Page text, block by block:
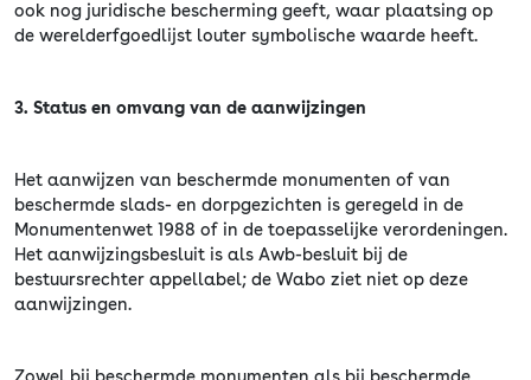
ook nog juridische bescherming geeft, waar plaatsing op
de werelderfgoedlijst louter symbolische waarde heeft.
3. Status en omvang van de aanwijzingen
Het aanwijzen van beschermde monumenten of van
beschermde slads- en dorpgezichten is geregeld in de
Monumentenwet 1988 of in de toepasselijke verordeningen.
Het aanwijzingsbesluit is als Awb-besluit bij de
bestuursrechter appellabel; de Wabo ziet niet op deze
aanwijzingen.
Zowel bij beschermde monumenten als bij beschermde